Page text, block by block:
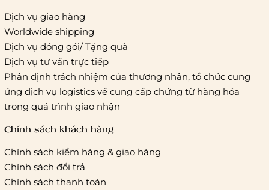
Giao hàng tiêu chuẩn:
Hồ Chí Minh:
Áp dụng theo bảng giá cước của ĐVVC
Vietelpost/ Giaohangtietkiem và 1 số đối tác vận chuyển
Hà Nội và các tỉnh thành khác:
Áp dụng theo bảng giá
cước của ĐVVC Vietelpost/ Giaohangtietkiem... và 1 số đối
tác vận chuyển khác
Thời gian giao hàng
Hồ Chí Minh:
Dịch vụ giao hàng
Worldwide shipping
Dịch vụ đóng gói/ Tặng quà
Dịch vụ tư vấn trực tiếp
Phân định trách nhiệm của thương nhân, tổ chức cung
ứng dịch vụ logistics về cung cấp chứng từ hàng hóa
trong quá trình giao nhận
Chính sách khách hàng
Chính sách kiểm hàng & giao hàng
Chính sách đổi trả
Chính sách thanh toán